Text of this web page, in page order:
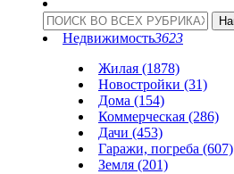
Недвижимость3623
Жилая (1878)
Новостройки (31)
Дома (154)
Коммерческая (286)
Дачи (453)
Гаражи, погреба (607)
Земля (201)